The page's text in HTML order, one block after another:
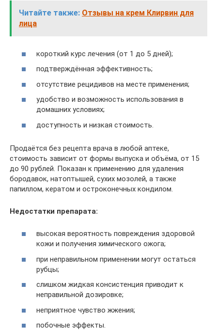
Читайте также: Отзывы на крем Клирвин для
лица
короткий курс лечения (от 1 до 5 дней);
подтверждённая эффективность;
отсутствие рецидивов на месте применения;
удобство и возможность использования в
домашних условиях;
доступность и низкая стоимость.
Продаётся без рецепта врача в любой аптеке,
стоимость зависит от формы выпуска и объёма, от 15
до 90 рублей. Показан к применению для удаления
бородавок, натоптышей, сухих мозолей, а также
папиллом, кератом и остроконечных кондилом.
Недостатки препарата:
высокая вероятность повреждения здоровой
кожи и получения химического ожога;
при неправильном применении могут остаться
рубцы;
слишком жидкая консистенция приводит к
неправильной дозировке;
неприятное чувство жжения;
побочные эффекты.